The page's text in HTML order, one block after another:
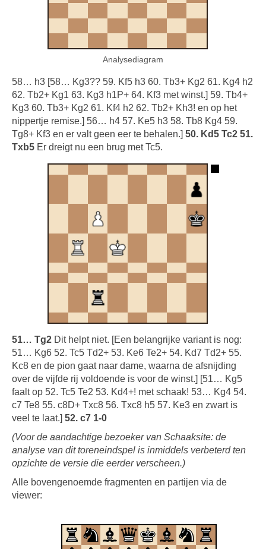
Analysediagram
58… h3 [58… Kg3?? 59. Kf5 h3 60. Tb3+ Kg2 61. Kg4 h2
62. Tb2+ Kg1 63. Kg3 h1P+ 64. Kf3 met winst.] 59. Tb4+
Kg3 60. Tb3+ Kg2 61. Kf4 h2 62. Tb2+ Kh3! en op het
nippertje remise.] 56… h4 57. Ke5 h3 58. Tb8 Kg4 59.
Tg8+ Kf3 en er valt geen eer te behalen.] 50. Kd5 Tc2 51.
Txb5 Er dreigt nu een brug met Tc5.
51… Tg2 Dit helpt niet. [Een belangrijke variant is nog:
51… Kg6 52. Tc5 Td2+ 53. Ke6 Te2+ 54. Kd7 Td2+ 55.
Kc8 en de pion gaat naar dame, waarna de afsnijding
over de vijfde rij voldoende is voor de winst.] [51… Kg5
faalt op 52. Tc5 Te2 53. Kd4+! met schaak! 53… Kg4 54.
c7 Te8 55. c8D+ Txc8 56. Txc8 h5 57. Ke3 en zwart is
veel te laat.] 52. c7 1-0
(Voor de aandachtige bezoeker van Schaaksite: de
analyse van dit toreneindspel is inmiddels verbeterd ten
opzichte de versie die eerder verscheen.)
Alle bovengenoemde fragmenten en partijen via de
viewer: